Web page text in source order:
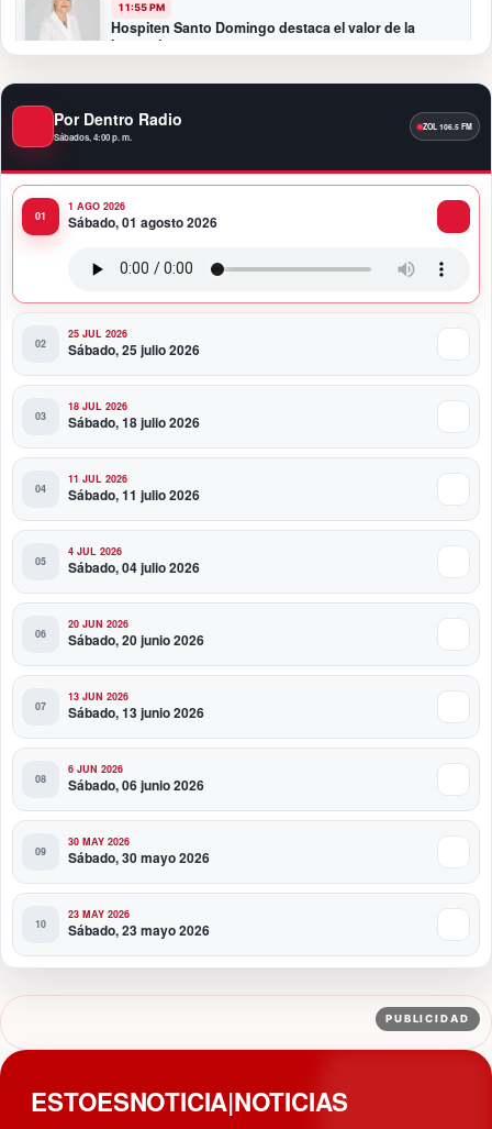
11:55 PM
Hospiten Santo Domingo destaca el valor de la
lactancia materna
Banreservas recibe nuevamente la máxima
calificación crediticia AAA.do de Moody’s Local RD
10:51 PM
Producciones Panda Rosa anuncia su
Por Dentro Radio
Sábados, 4:00 p. m.
1 AGO 2026
Sábado, 01 agosto 2026
25 JUL 2026
Sábado, 25 julio 2026
18 JUL 2026
Sábado, 18 julio 2026
11 JUL 2026
Sábado, 11 julio 2026
4 JUL 2026
Sábado, 04 julio 2026
20 JUN 2026
Sábado, 20 junio 2026
13 JUN 2026
Sábado, 13 junio 2026
6 JUN 2026
Sábado, 06 junio 2026
30 MAY 2026
Sábado, 30 mayo 2026
23 MAY 2026
Sábado, 23 mayo 2026
PUBLICIDAD
ESTOESNOTICIA|NOTICIAS